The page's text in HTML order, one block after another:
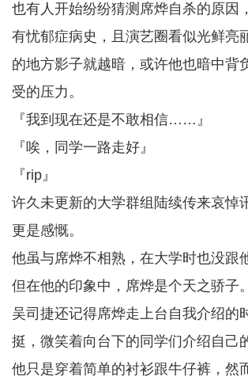
也有人开始纷纷猜测席烨自杀的原因
有忧郁症病史，且演艺圈看似光鲜亮
的地方影子就越暗，或许他也暗中背
受的压力。
『我到现在还是不敢相信……』
『唉，同学一路走好』
『rip』
许久未更新的大学群组陆续传来哀悼
更是感慨。
他虽与席烨不相熟，在大学时也没跟
但在他的印象中，席烨是个天之骄子。
吴司捷还记得席烨走上台自我介绍的
挺，微笑着向台下的同学们介绍自己
他只是穿着简单的衬衫跟牛仔裤，然